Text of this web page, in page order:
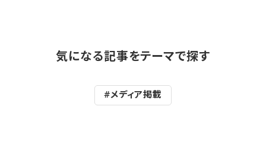
気になる記事をテーマで探す
#メディア掲載